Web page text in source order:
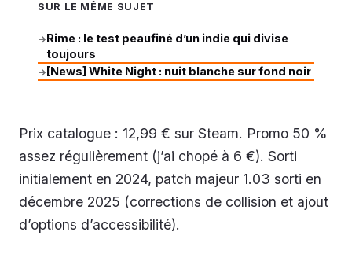
SUR LE MÊME SUJET
→Rime : le test peaufiné d’un indie qui divise
toujours
→ [News] White Night : nuit blanche sur fond noir
Prix catalogue : 12,99 € sur Steam. Promo 50 %
assez régulièrement (j’ai chopé à 6 €). Sorti
initialement en 2024, patch majeur 1.03 sorti en
décembre 2025 (corrections de collision et ajout
d’options d’accessibilité).